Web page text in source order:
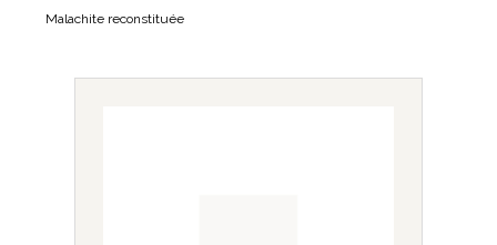
Malachite reconstituée